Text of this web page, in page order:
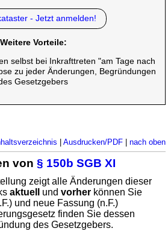
- Jetzt anmelden!
Weitere Vorteile:
selbst bei Inkrafttreten "am Tage nach
zu jeder Änderungen, Begründungen
Gesetzgebers
Ausdrucken/PDF| nach oben
von§ 150b SGB XI
zeigt alle Änderungen dieser
aktuell undvorher können Sie
und neue Fassung (n.F.)
finden Sie dessen
des Gesetzgebers.